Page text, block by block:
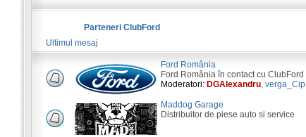
Parteneri ClubFord
Ultimul mesaj
Ford România
Ford România în contact cu ClubFord
Moderatori: DGAlexandru, verga_Cip
Maddog Garage
Distribuitor de piese auto si service